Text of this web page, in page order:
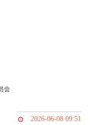
会
2026-06-08 09:51